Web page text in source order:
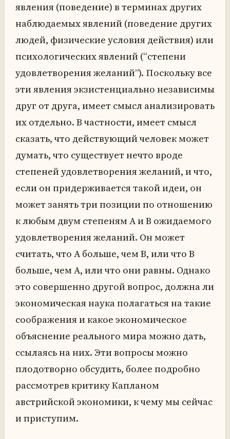
явления (поведение) в терминах других
наблюдаемых явлений (поведение других
людей, физические условия действия) или
психологических явлений (“степени
удовлетворения желаний”). Поскольку все
эти явления экзистенциально независимы
друг от друга, имеет смысл анализировать
их отдельно. В частности, имеет смысл
сказать, что действующий человек может
думать, что существует нечто вроде
степеней удовлетворения желаний, и что,
если он придерживается такой идеи, он
может занять три позиции по отношению
к любым двум степеням A и B ожидаемого
удовлетворения желаний. Он может
считать, что А больше, чем В, или что В
больше, чем А, или что они равны. Однако
это совершенно другой вопрос, должна ли
экономическая наука полагаться на такие
соображения и какое экономическое
объяснение реального мира можно дать,
ссылаясь на них. Эти вопросы можно
плодотворно обсудить, более подробно
рассмотрев критику Капланом
австрийской экономики, к чему мы сейчас
и приступим.